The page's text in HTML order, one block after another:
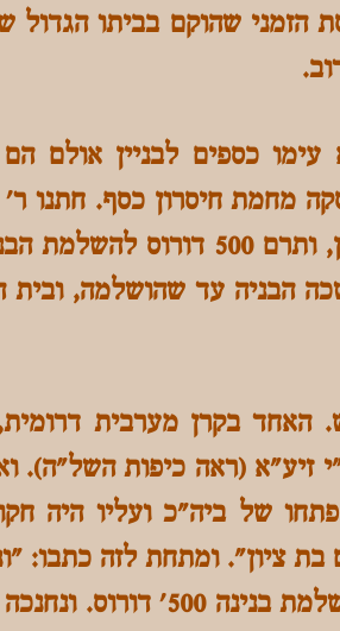
הזמני שהוקם בביתו הגדול
עימו כספים לבניין אולם
מחמת חיסרון כסף. חתנו
הגביר ר' יצחק גוויטע אשר נענה
בשנת ה'תר"ו (1846) נמשכה הבניה עד
האחד בקרן מערבית
זיע"א (ראה כיפות השל"ה).
של ביה"כ ועליו היה
ציון". ומתחת לזה כתבו:
ר' יצחק גויטע תושב טרייסטי